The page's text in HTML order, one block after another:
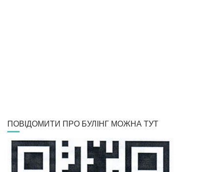
ПОВІДОМИТИ ПРО БУЛІНГ МОЖНА ТУТ